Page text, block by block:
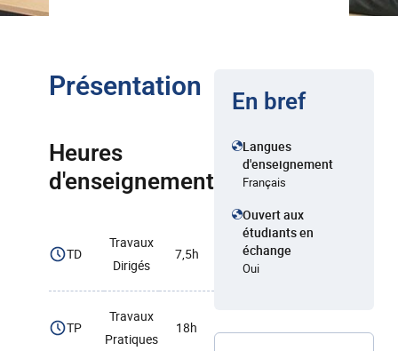
Présentation
Heures
d'enseignement
TD
Travaux
Dirigés
7,5h
TP
Travaux
Pratiques
18h
En bref
Langues
d'enseignement
Français
Ouvert aux
étudiants en
échange
Oui